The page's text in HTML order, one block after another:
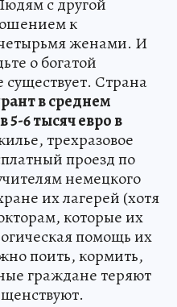
с другой
к
женами. И
о богатой
Страна
в среднем
5-6 тысяч евро в
трехразовое
проезд по
немецкого
их лагерей (хотя
которые их
помощь их
поить, кормить,
граждане теряют